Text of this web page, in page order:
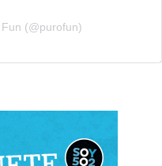
(@purofun)